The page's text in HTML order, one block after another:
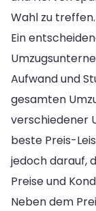
Wahl zu treffen.
Ein
Aufwand und
gesamten
verschiedener
beste Preis-
jedoch darauf,
Preise und
Neben dem